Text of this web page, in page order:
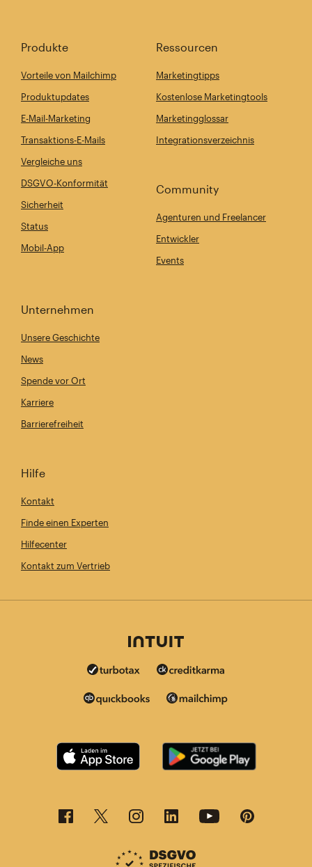
Produkte
Vorteile von Mailchimp
Produktupdates
E-Mail-Marketing
Transaktions-E-Mails
Vergleiche uns
DSGVO-Konformität
Sicherheit
Status
Mobil-App
Ressourcen
Marketingtipps
Kostenlose Marketingtools
Marketingglossar
Integrationsverzeichnis
Community
Agenturen und Freelancer
Entwickler
Events
Unternehmen
Unsere Geschichte
News
Spende vor Ort
Karriere
Barrierefreiheit
Hilfe
Kontakt
Finde einen Experten
Hilfecenter
Kontakt zum Vertrieb